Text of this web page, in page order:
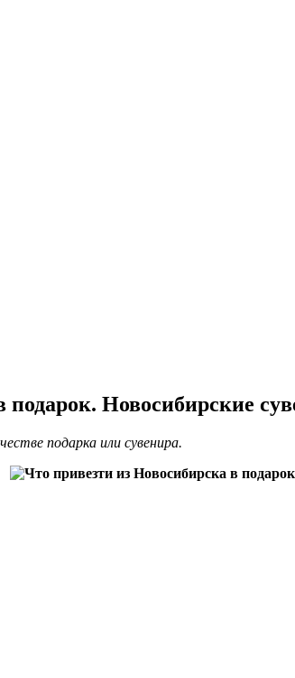
подарок. Новосибирские
подарка или сувенира.